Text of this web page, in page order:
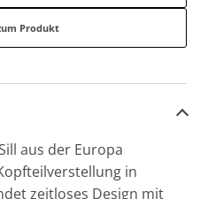
Produkt
aus der Europa
in
zeitloses Design mit